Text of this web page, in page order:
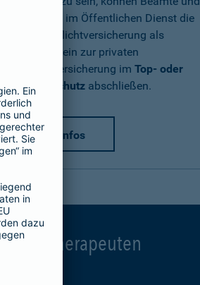
Beschäftigte im Öffentlichen Dienst die
Diensthaftpflichtversicherung als
Zusatzbaustein zur privaten
Haftpflichtversicherung imTop- oder
Premium-Schutz abschließen.
mehr Infos